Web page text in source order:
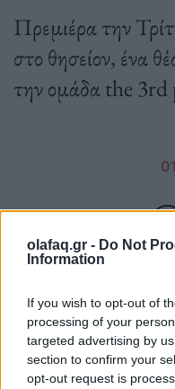
olafaq.gr - Do Not
Information
If you wish to opt-out of
processing of your
targeted advertising by
section to confirm your
opt-out request is
Πρεμιέρα την
στο θησείον, ένα
την ομάδα the